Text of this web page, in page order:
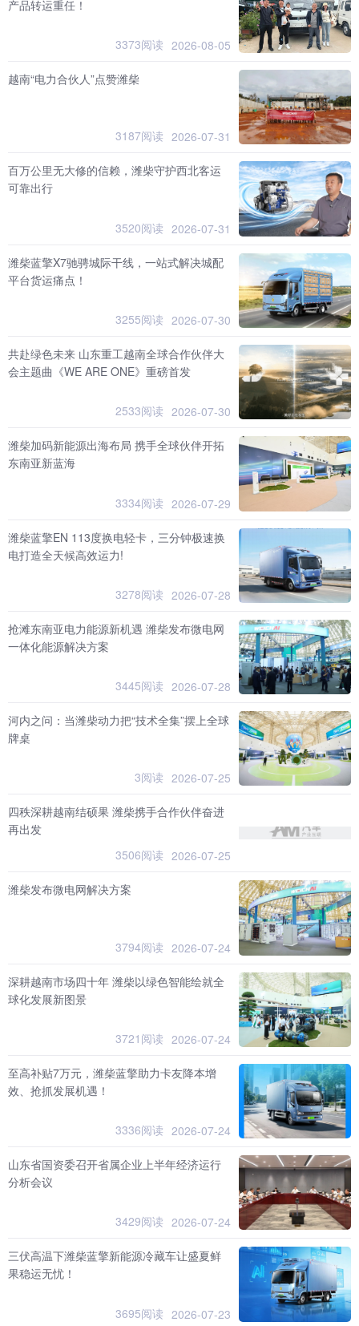
产品转运重任！
3373阅读 2026-08-05
越南“电力合伙人”点赞潍柴
3187阅读 2026-07-31
百万公里无大修的信赖，潍柴守护西北客运
可靠出行
3520阅读 2026-07-31
潍柴蓝擎X7驰骋城际干线，一站式解决城配
平台货运痛点！
3255阅读 2026-07-30
共赴绿色未来 山东重工越南全球合作伙伴大
会主题曲《WE ARE ONE》重磅首发
2533阅读 2026-07-30
潍柴加码新能源出海布局 携手全球伙伴开拓
东南亚新蓝海
3334阅读 2026-07-29
潍柴蓝擎EN 113度换电轻卡，三分钟极速换
电打造全天候高效运力!
3278阅读 2026-07-28
抢滩东南亚电力能源新机遇 潍柴发布微电网
一体化能源解决方案
3445阅读 2026-07-28
河内之问：当潍柴动力把“技术全集”摆上全球
牌桌
3阅读 2026-07-25
四秩深耕越南结硕果 潍柴携手合作伙伴奋进
再出发
3506阅读 2026-07-25
潍柴发布微电网解决方案
3794阅读 2026-07-24
深耕越南市场四十年 潍柴以绿色智能绘就全
球化发展新图景
3721阅读 2026-07-24
至高补贴7万元，潍柴蓝擎助力卡友降本增
效、抢抓发展机遇！
3336阅读 2026-07-24
山东省国资委召开省属企业上半年经济运行
分析会议
3429阅读 2026-07-24
三伏高温下潍柴蓝擎新能源冷藏车让盛夏鲜
果稳运无忧！
3695阅读 2026-07-23